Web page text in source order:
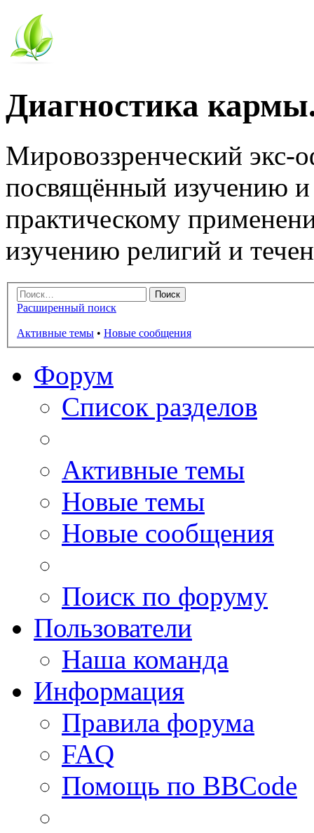
Диагностика
Мировоззренческий
посвящённый изучению
практическому
изучению религий и
Расширенный поиск
Активные темы • Новые сообщения
Форум
Список разделов
Активные темы
Новые темы
Новые сообщения
Поиск по форуму
Пользователи
Наша команда
Информация
Правила форума
FAQ
Помощь по BBCode